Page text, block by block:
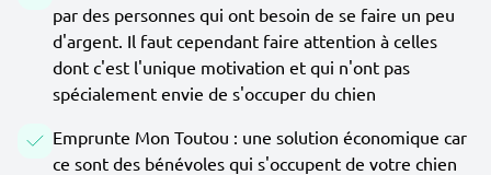
par des personnes qui ont besoin de se faire un peu
d'argent. Il faut cependant faire attention à celles
dont c'est l'unique motivation et qui n'ont pas
spécialement envie de s'occuper du chien
Emprunte Mon Toutou : une solution économique car
ce sont des bénévoles qui s'occupent de votre chien